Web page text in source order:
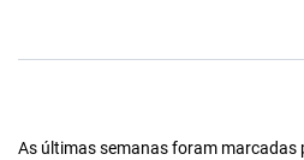
As últimas semanas foram